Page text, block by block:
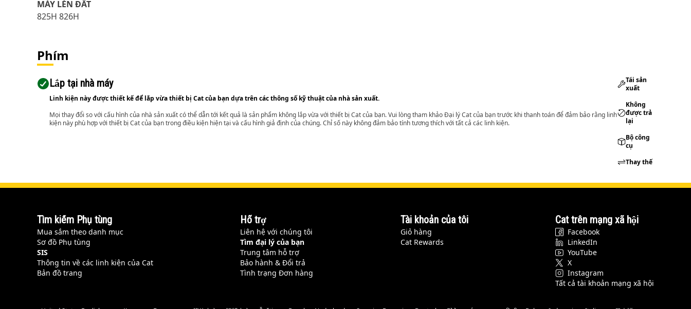
MÁY LÈN ĐẤT
825H 826H
Phím
Lắp tại nhà máy
Linh kiện này được thiết kế để lắp vừa thiết bị Cat của bạn dựa trên các thông số kỹ thuật của nhà sản xuất.
Mọi thay đổi so với cấu hình của nhà sản xuất có thể dẫn tới kết quả là sản phẩm không lắp vừa với thiết bị Cat của bạn. Vui lòng tham khảo Đại lý Cat của bạn trước khi thanh toán để đảm bảo rằng linh
kiện này phù hợp với thiết bị Cat của bạn trong điều kiện hiện tại và cấu hình giả định của chúng. Chỉ số này không đảm bảo tính tương thích với tất cả các linh kiện.
Tái sản
xuất
Không
được trả
lại
Bộ công
cụ
Thay thế
Tìm kiếm Phụ tùng
Mua sắm theo danh mục
Sơ đồ Phụ tùng
SIS
Thông tin về các linh kiện của Cat
Bản đồ trang
Hỗ trợ
Liên hệ với chúng tôi
Tìm đại lý của bạn
Trung tâm hỗ trợ
Bảo hành & Đổi trả
Tình trạng Đơn hàng
Tài khoản của tôi
Giỏ hàng
Cat Rewards
Cat trên mạng xã hội
Facebook
LinkedIn
YouTube
X
Instagram
Tất cả tài khoản mạng xã hội